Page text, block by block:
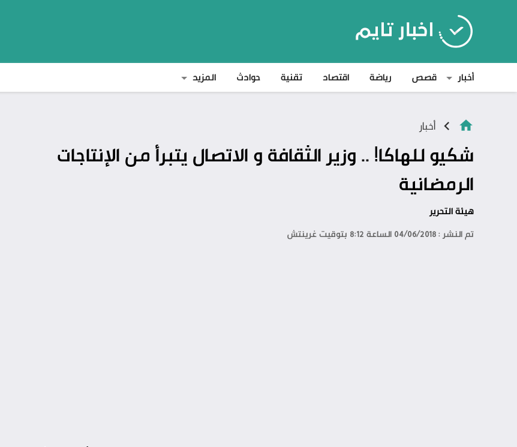
أخبار
قصص رياضة اقتصاد تقنية حوادث المزيد
أخبار
شكيو للهاكا! .. وزير الثقافة و الاتصال يتبرأ من الإنتاجات
الرمضانية
هيئة التحرير
تم النشر : 04/06/2018 الساعة 8:12 بتوقيت غرينتش